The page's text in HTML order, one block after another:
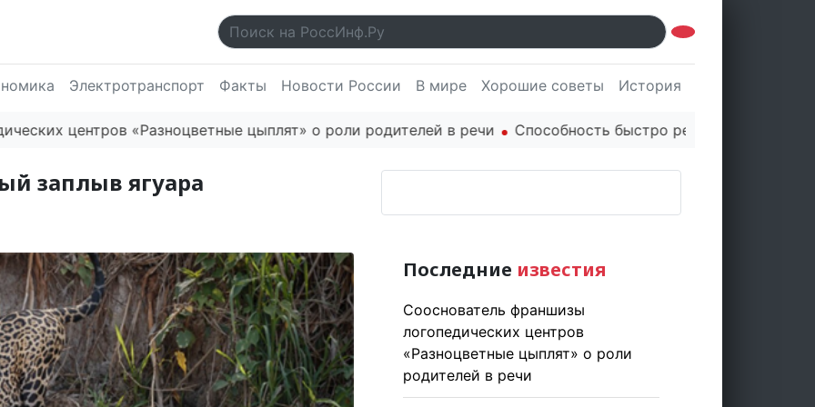
Электротранспорт Факты Новости России В мире Хорошие советы История
центров «Разноцветные цыплят» о роли родителей в речи Способность быстро реагировать через PR
заплыв ягуара
Последние известия
Сооснователь франшизы
логопедических центров
«Разноцветные цыплят» о роли
родителей в речи